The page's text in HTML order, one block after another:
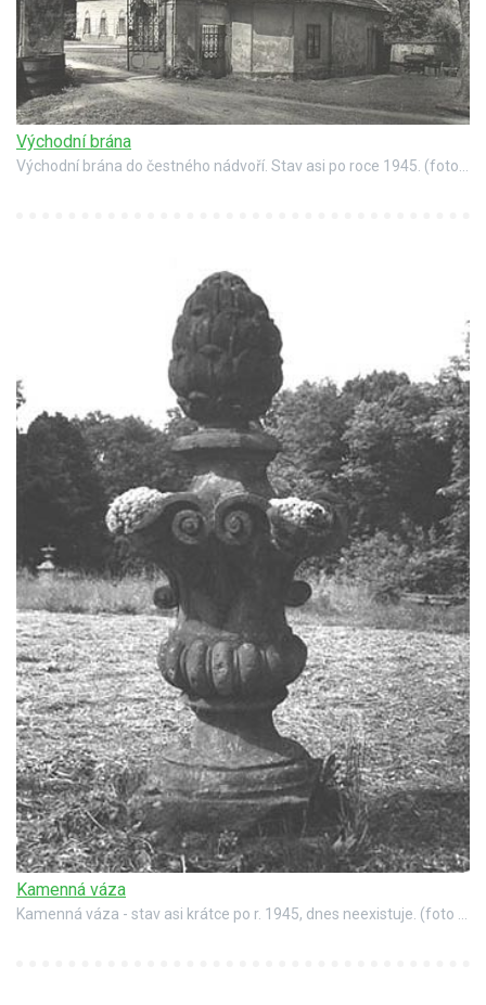
Východní brána
Kamenná váza
Kamenná váza - stav asi krátce po r. 1945, dnes neexistuje. (foto Státní ústav památkové péče a ochrany přírody v Praze, autor Vladimír Hyhlík)